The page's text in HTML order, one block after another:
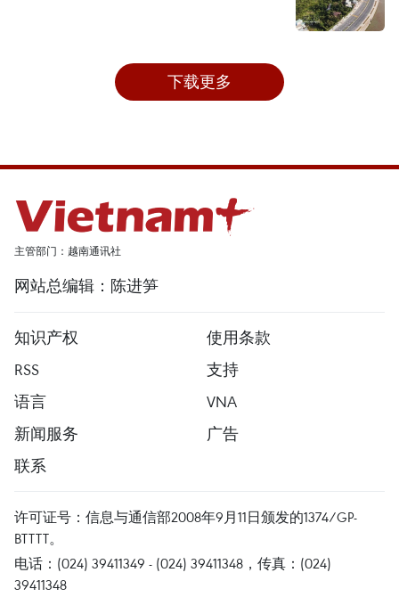
下载更多
主管部门：越南通讯社
网站总编辑：陈进笋
知识产权
使用条款
RSS
支持
语言
VNA
新闻服务
广告
联系
许可证号：信息与通信部2008年9月11日颁发的1374/GP-
BTTTT。
电话：(024) 39411349 - (024) 39411348，传真：(024)
39411348